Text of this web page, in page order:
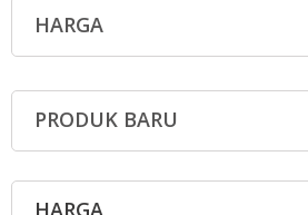
HARGA
PRODUK BARU
HARGA